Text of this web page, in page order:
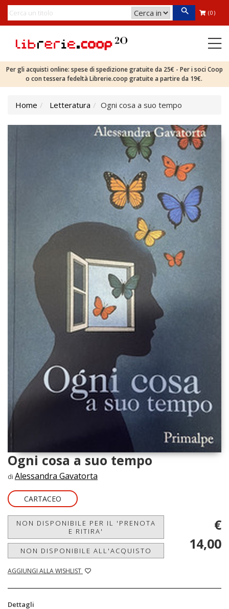
(0)
Per gli acquisti online: spese di spedizione gratuite da 25€ - Per i soci Coop
o con tessera fedeltà Librerie.coop gratuite a partire da 19€.
Home Letteratura Ogni cosa a suo tempo
Ogni cosa a suo tempo
di Alessandra Gavatorta
CARTACEO
NON DISPONIBILE PER IL 'PRENOTA
E RITIRA'
NON DISPONIBILE ALL'ACQUISTO
AGGIUNGI ALLA WISHLIST
€
14,00
Dettagli